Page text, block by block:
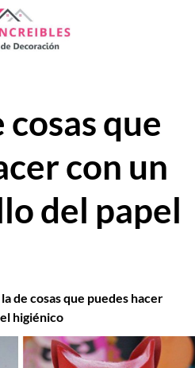
que
con un
del papel
de cosas que puedes hacer
higiénico